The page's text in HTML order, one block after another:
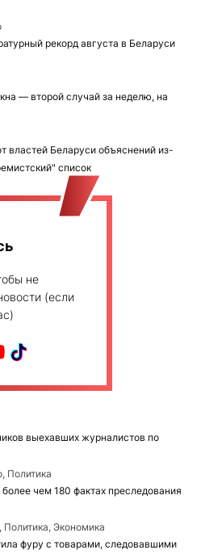
рекорд августа в Беларуси
— второй случай за неделю, на
властей Беларуси объяснений из-
список
не
(если
выехавших журналистов по
Политика
чем 180 фактах преследования
Экономика
фуру с товарами, следовавшими